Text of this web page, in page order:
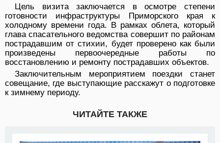
Цель визита заключается в осмотре степени
готовности инфраструктуры Приморского края к
холодному времени года. В рамках облета, который
глава спасательного ведомства совершит по районам
пострадавшим от стихии, будет проверено как были
произведены первоочередные работы по
восстановлению и ремонту пострадавших объектов.
Заключительным мероприятием поездки станет
совещание, где выступающие расскажут о подготовке
к зимнему периоду.
ЧИТАЙТЕ ТАКЖЕ